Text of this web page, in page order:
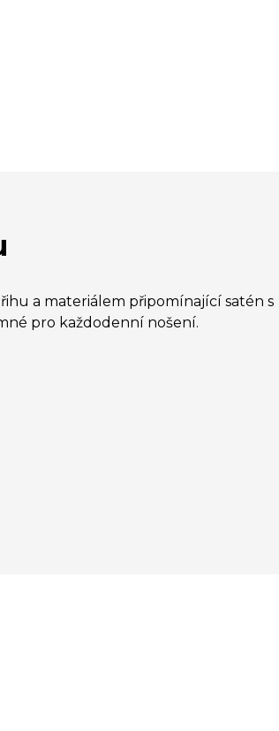
a materiálem připomínající satén s
pro každodenní nošení.